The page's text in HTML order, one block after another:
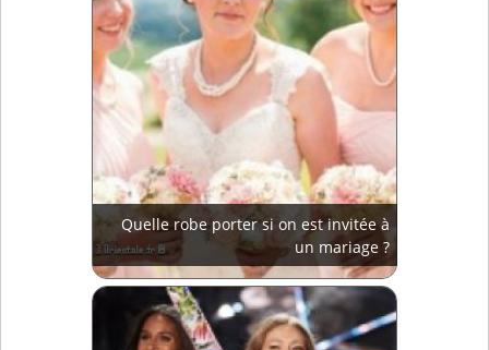
Quelle robe porter si on est invitée à
un mariage ?